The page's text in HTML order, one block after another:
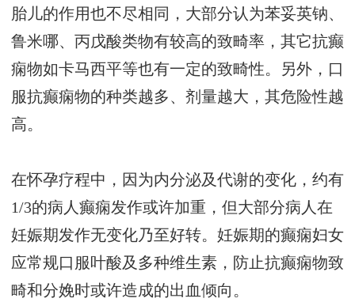
胎儿的作用也不尽相同，大部分认为苯妥英钠、
鲁米哪、丙戊酸类物有较高的致畸率，其它抗癫
痫物如卡马西平等也有一定的致畸性。另外，口
服抗癫痫物的种类越多、剂量越大，其危险性越
高。
在怀孕疗程中，因为内分泌及代谢的变化，约有
1/3的病人癫痫发作或许加重，但大部分病人在
妊娠期发作无变化乃至好转。妊娠期的癫痫妇女
应常规口服叶酸及多种维生素，防止抗癫痫物致
畸和分娩时或许造成的出血倾向。